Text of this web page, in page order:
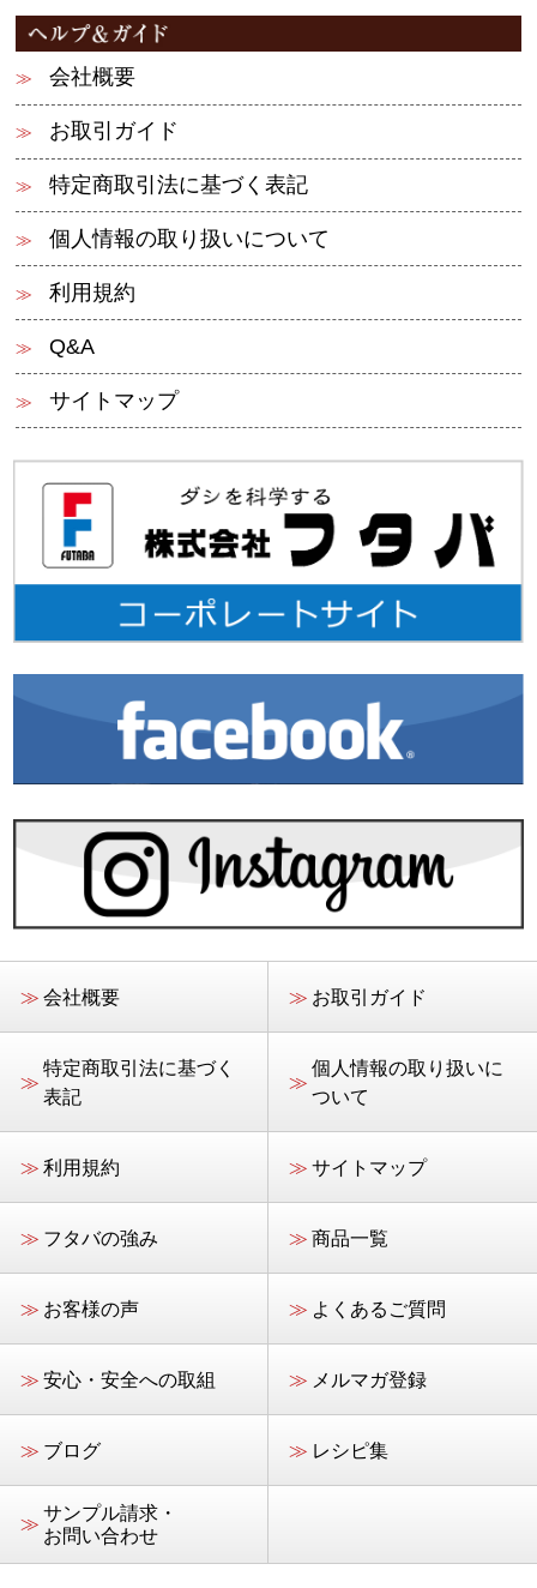
会社概要
お取引ガイド
特定商取引法に基づく表記
個人情報の取り扱いについて
利用規約
Q&A
サイトマップ
≫ 会社概要 ≫ お取引ガイド
≫
特定商取引法に基づく
表記
≫
個人情報の取り扱いに
ついて
≫ 利用規約 ≫ サイトマップ
≫ フタバの強み ≫ 商品一覧
≫ お客様の声 ≫ よくあるご質問
≫ 安心・安全への取組 ≫ メルマガ登録
≫ ブログ ≫ レシピ集
≫ サンプル請求・
お問い合わせ